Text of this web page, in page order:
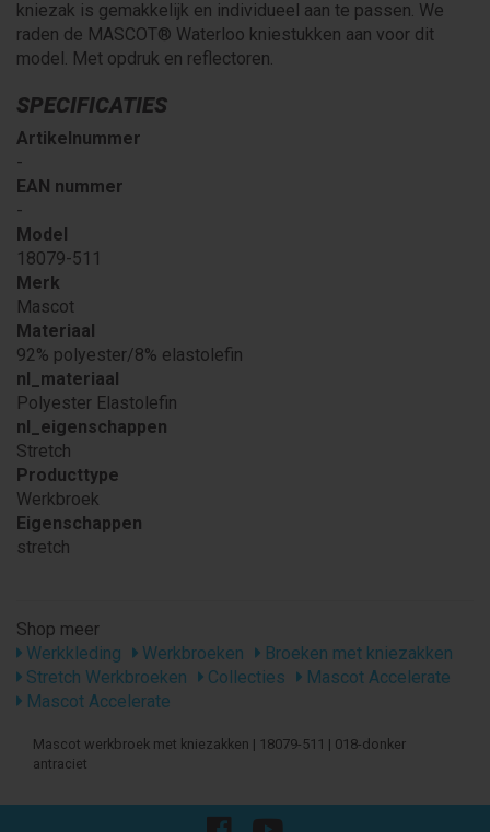
kniezak is gemakkelijk en individueel aan te passen. We
raden de MASCOT® Waterloo kniestukken aan voor dit
model. Met opdruk en reflectoren.
SPECIFICATIES
Artikelnummer
-
EAN nummer
-
Model
18079-511
Merk
Mascot
Materiaal
92% polyester/8% elastolefin
nl_materiaal
Polyester Elastolefin
nl_eigenschappen
Stretch
Producttype
Werkbroek
Eigenschappen
stretch
Shop meer
Werkkleding
Werkbroeken
Broeken met kniezakken
Stretch Werkbroeken
Collecties
Mascot Accelerate
Mascot Accelerate
Mascot werkbroek met kniezakken | 18079-511 | 018-donker
antraciet